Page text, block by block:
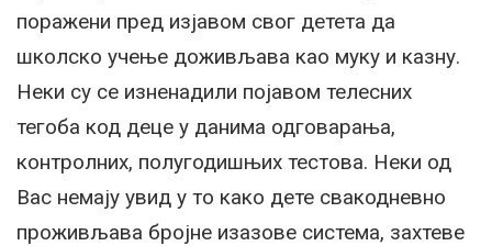
поражени пред изјавом свог детета да
школско учење доживљава као муку и казну.
Неки су се изненадили појавом телесних
тегоба код деце у данима одговарања,
контролних, полугодишњих тестова. Неки од
Вас немају увид у то како дете свакодневно
проживљава бројне изазове система, захтеве